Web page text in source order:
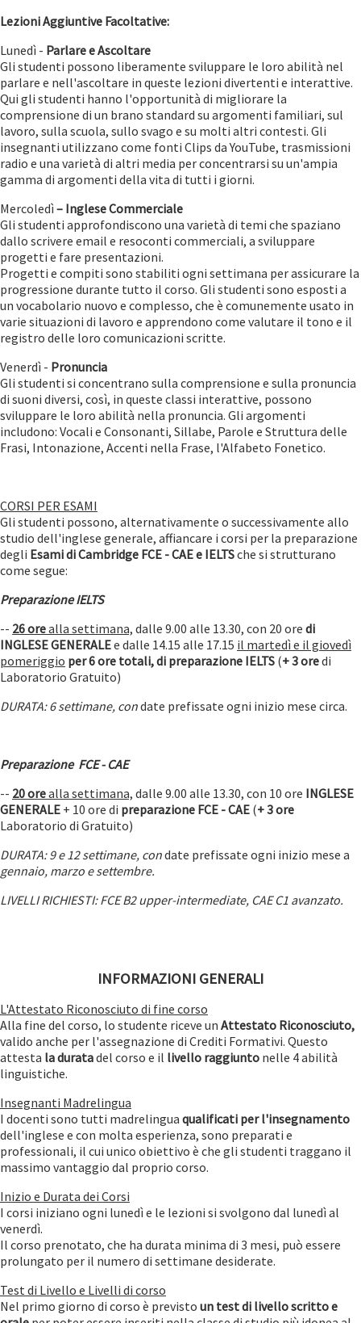
Lezioni Aggiuntive Facoltative:
Lunedì - Parlare e Ascoltare
Gli studenti possono liberamente sviluppare le loro abilità nel
parlare e nell'ascoltare in queste lezioni divertenti e interattive.
Qui gli studenti hanno l'opportunità di migliorare la
comprensione di un brano standard su argomenti familiari, sul
lavoro, sulla scuola, sullo svago e su molti altri contesti. Gli
insegnanti utilizzano come fonti Clips da YouTube, trasmissioni
radio e una varietà di altri media per concentrarsi su un'ampia
gamma di argomenti della vita di tutti i giorni.
Mercoledì – Inglese Commerciale
Gli studenti approfondiscono una varietà di temi che spaziano
dallo scrivere email e resoconti commerciali, a sviluppare
progetti e fare presentazioni.
Progetti e compiti sono stabiliti ogni settimana per assicurare la
progressione durante tutto il corso. Gli studenti sono esposti a
un vocabolario nuovo e complesso, che è comunemente usato in
varie situazioni di lavoro e apprendono come valutare il tono e il
registro delle loro comunicazioni scritte.
Venerdì - Pronuncia
Gli studenti si concentrano sulla comprensione e sulla pronuncia
di suoni diversi, così, in queste classi interattive, possono
sviluppare le loro abilità nella pronuncia. Gli argomenti
includono: Vocali e Consonanti, Sillabe, Parole e Struttura delle
Frasi, Intonazione, Accenti nella Frase, l'Alfabeto Fonetico.
CORSI PER ESAMI
Gli studenti possono, alternativamente o successivamente allo
studio dell'inglese generale, affiancare i corsi per la preparazione
degli Esami di Cambridge FCE - CAE e IELTSche si strutturano
come segue:
Preparazione IELTS
-- 26 orealla settimana, dalle 9.00 alle 13.30, con 20 ore di
INGLESE GENERALEe dalle 14.15 alle 17.15 il martedì e il giovedì
pomeriggio per 6 ore totali, di preparazione IELTS (+ 3 oredi
Laboratorio Gratuito)
DURATA: 6 settimane, condate prefissate ogni inizio mese circa.
Preparazione FCE - CAE
-- 20 orealla settimana, dalle 9.00 alle 13.30, con 10 ore INGLESE
GENERALE + 10 ore di preparazione FCE - CAE (+ 3 ore
Laboratorio di Gratuito)
DURATA: 9 e 12 settimane, condate prefissate ogni inizio mese a
gennaio, marzo e settembre.
LIVELLI RICHIESTI: FCE B2 upper-intermediate, CAE C1 avanzato.
INFORMAZIONI GENERALI
L'Attestato Riconosciuto di fine corso
Alla fine del corso, lo studente riceve un Attestato Riconosciuto,
valido anche per l'assegnazione di Crediti Formativi. Questo
attesta la duratadel corso e il livello raggiunto nelle 4 abilità
linguistiche.
Insegnanti Madrelingua
I docenti sono tutti madrelingua qualificati per l'insegnamento
dell'inglese e con molta esperienza, sono preparati e
professionali, il cui unico obiettivo è che gli studenti traggano il
massimo vantaggio dal proprio corso.
Inizio e Durata dei Corsi
I corsi iniziano ogni lunedì e le lezioni si svolgono dal lunedì al
venerdì.
Il corso prenotato, che ha durata minima di 3 mesi, può essere
prolungato per il numero di settimane desiderate.
Test di Livello e Livelli di corso
Nel primo giorno di corso è previsto un test di livello scritto e